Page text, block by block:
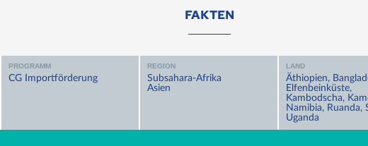
FAKTEN
PROGRAMM
CG Importförderung
REGION
Subsahara-Afrika
Asien
LAND
Äthiopien,
Elfenbeinküste,
Kambodscha,
Namibia, Ruanda,
Uganda